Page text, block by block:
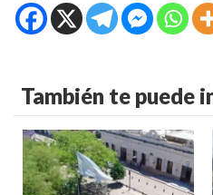
También te puede